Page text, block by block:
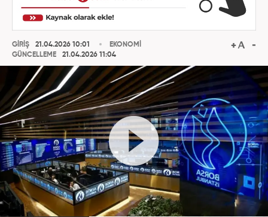
GİRİŞ
21.04.2026 10:01
GÜNCELLEME
21.04.2026 11:04
EKONOMİ